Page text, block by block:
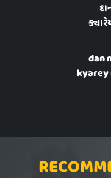
dan
kyarey